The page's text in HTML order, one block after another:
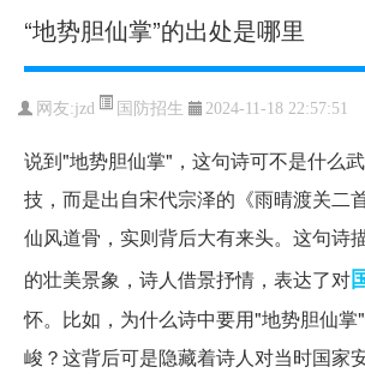
“地势胆仙掌”的出处是哪里
网友:jzd 国防招生 2024-11-18 22:57:51
说到"地势胆仙掌"，这句诗可不是什么
技，而是出自宋代宗泽的《雨晴渡关二
仙风道骨，实则背后大有来头。这句诗
的壮美景象，诗人借景抒情，表达了对
怀。比如，为什么诗中要用"地势胆仙掌
峻？这背后可是隐藏着诗人对当时国家